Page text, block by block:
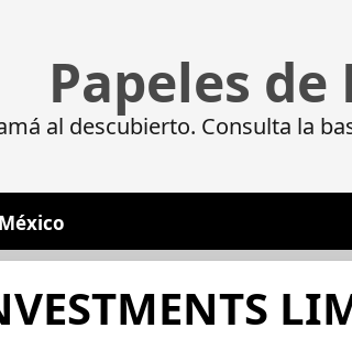
Papeles de
al descubierto. Consulta la
México